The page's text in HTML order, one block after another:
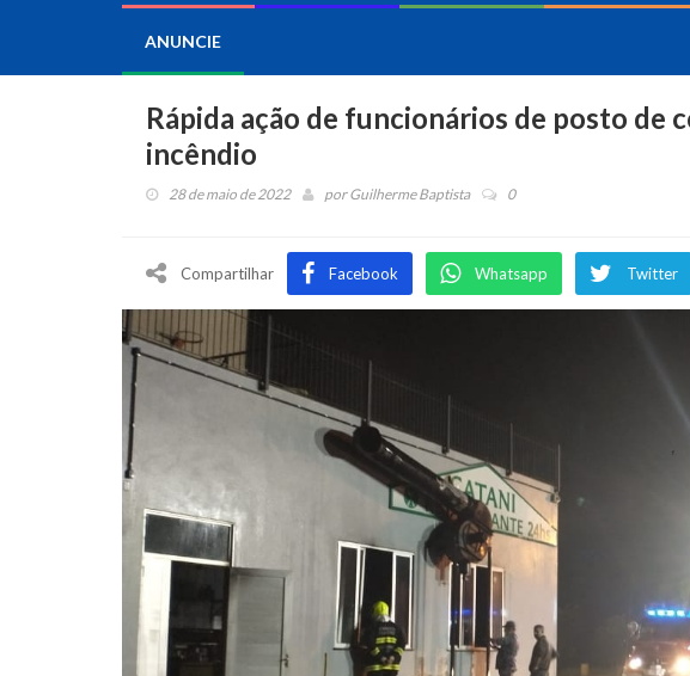
ANUNCIE
Rápida ação de funcionários de posto de
incêndio
28 de maio de 2022 porGuilherme Baptista 0
Compartilhar Facebook Whatsapp Twitter